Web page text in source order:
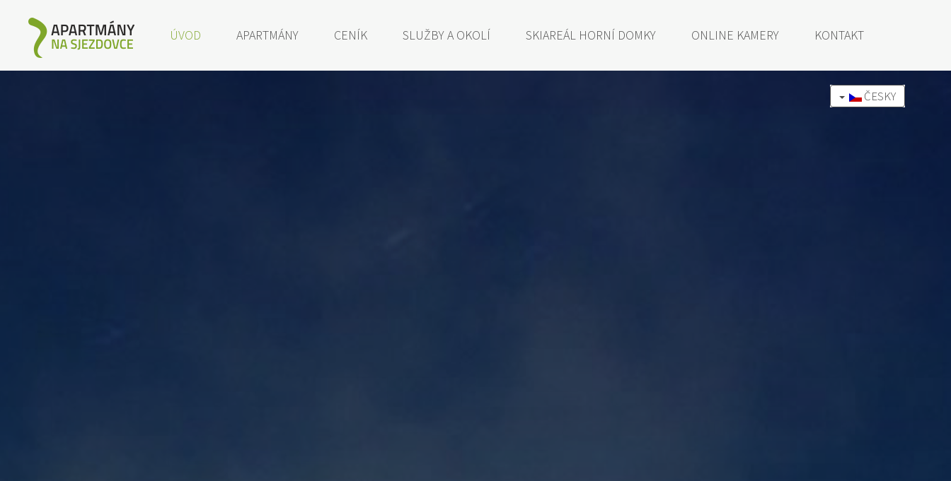
ÚVOD APARTMÁNY CENÍK SLUŽBY A OKOLÍ SKIAREÁL HORNÍ DOMKY ONLINE KAMERY KONTAKT
ČESKY